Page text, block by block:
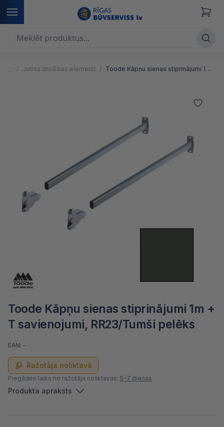
Jumta drošības elementi Toode Kāpņu sienas stiprinājumi 1m + T savienojumi
Toode Kāpņu sienas stiprinājumi 1m +
T savienojumi, RR23/Tumši pelēks
Ražotāja noliktavā
EAN: -
Piegādes laiks no ražotāja noliktavas: 5-7 dienas
Produkta apraksts